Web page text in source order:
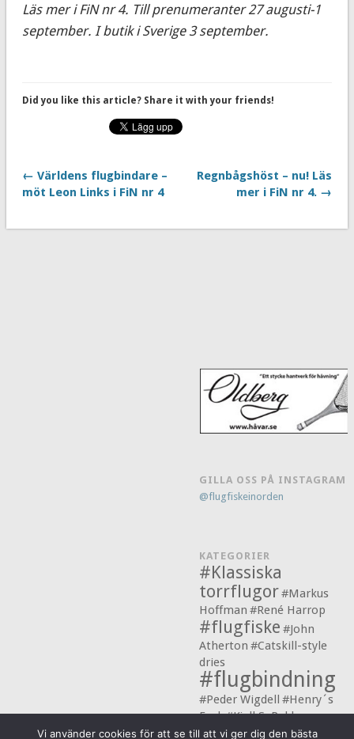
Läs mer i FiN nr 4. Till prenumeranter 27 augusti-1
september. I butik i Sverige 3 september.
Did you like this article? Share it with your friends!
← Världens flugbindare –
möt Leon Links i FiN nr 4
Regnbågshöst – nu! Läs
mer i FiN nr 4. →
GILLA OSS PÅ INSTAGRAM
@flugfiskeinorden
KATEGORIER
#Klassiska
torrflugor#Markus
Hoffman #René Harrop
#flugfiske #John
Atherton #Catskill-style
dries
#flugbindning
#Peder Wigdell #Henry´s
Fork#Kjell S. Rakkenes
laxflugor
Vi använder cookies för att se till att vi ger dig den bästa